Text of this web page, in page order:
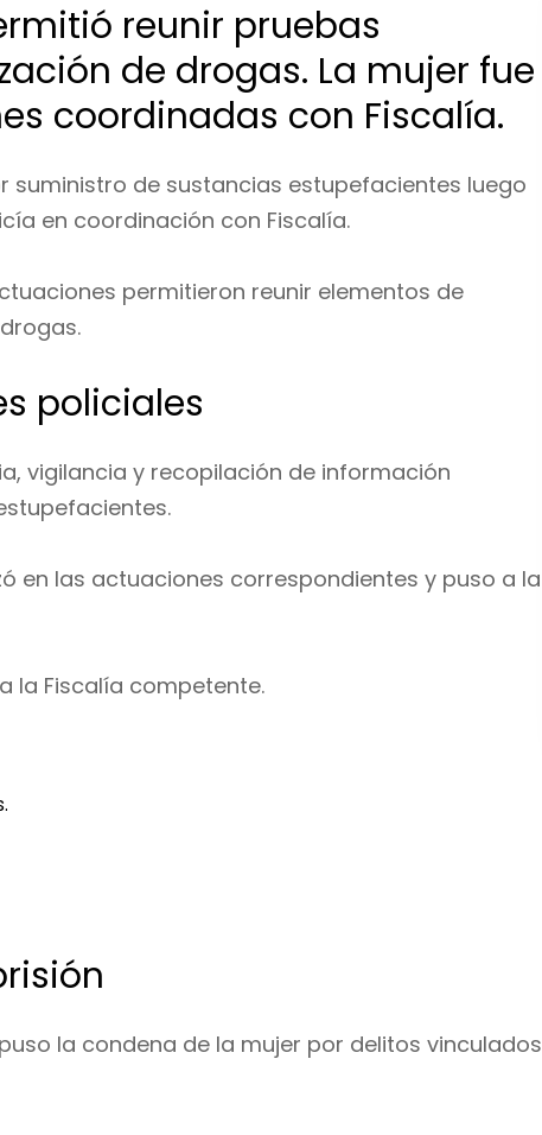
reunir pruebas
de drogas. La mujer fue
coordinadas con Fiscalía.
suministro de sustancias estupefacientes luego
en coordinación con Fiscalía.
permitieron reunir elementos de
policiales
vigilancia y recopilación de información
en las actuaciones correspondientes y puso a la
la Fiscalía competente.
la condena de la mujer por delitos vinculados